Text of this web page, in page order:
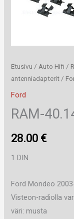
Etusivu / Auto Hifi /
antenniadapterit /
Ford
RAM-
28.00 €
1 DIN
Ford Mondeo
Visteon-radiolla
väri: musta